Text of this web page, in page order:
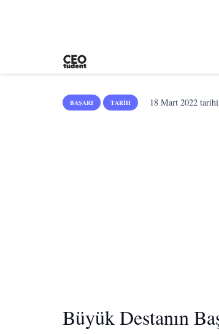
BAŞARI TARIH 18 Mart 2022
Büyük Destanın